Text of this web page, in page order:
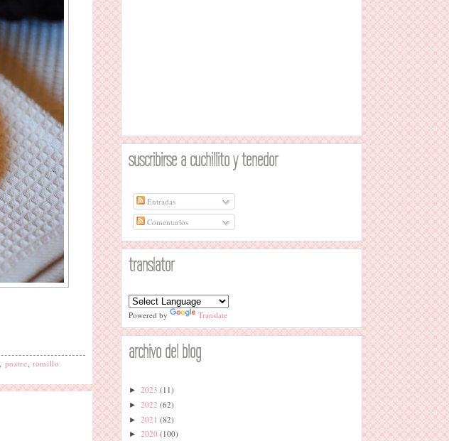
postre tomillo
suscribirse a cuchillito y tenedor
Entradas
Comentarios
translator
Powered by Translate
archivo del blog
► 2023 (11)
► 2022 (62)
► 2021 (82)
► 2020 (100)